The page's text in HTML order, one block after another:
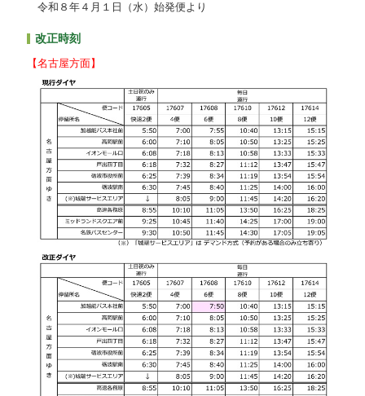
令和８年４月１日（水）始発便より
改正時刻
【名古屋方面】